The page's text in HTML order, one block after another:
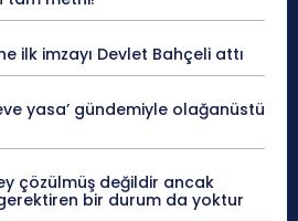
ilk imzayı Devlet Bahçeli attı
yasa’ gündemiyle olağanüstü
çözülmüş değildir ancak
bir durum da yoktur